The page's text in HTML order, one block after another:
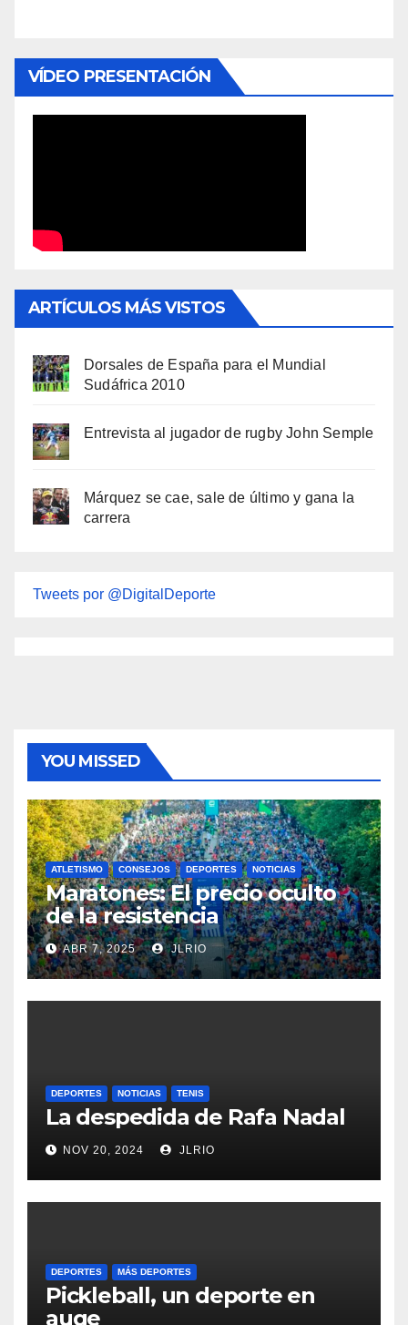
VÍDEO PRESENTACIÓN
ARTÍCULOS MÁS VISTOS
Dorsales de España para el Mundial
Sudáfrica 2010
Entrevista al jugador de rugby John Semple
Márquez se cae, sale de último y gana la
carrera
Tweets por @DigitalDeporte
YOU MISSED
ATLETISMO CONSEJOS DEPORTES NOTICIAS
Maratones: El precio oculto
de la resistencia
ABR 7, 2025 JLRIO
DEPORTES NOTICIAS TENIS
La despedida de Rafa Nadal
NOV 20, 2024 JLRIO
DEPORTES MÁS DEPORTES
Pickleball, un deporte en
auge